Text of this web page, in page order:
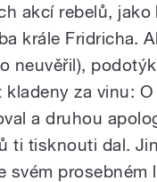
akcí rebelů, jako
krále Fridricha.
neuvěřil),
za vinu:
a druhou
ti tisknouti dal.
svém prosebném